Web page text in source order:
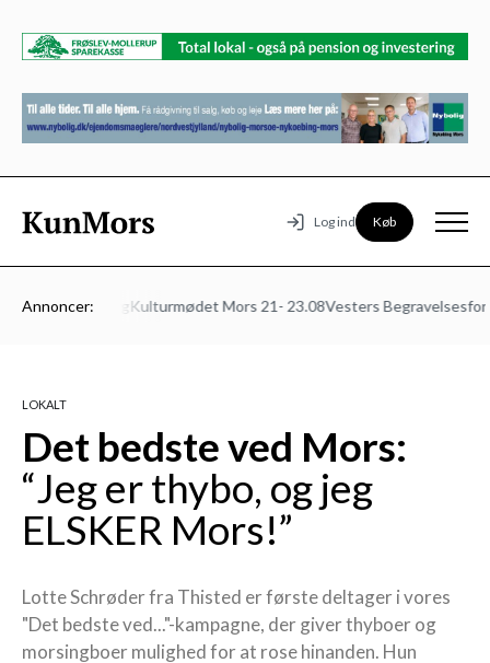
Log ind Køb
Annoncer:
Klinik Foldberg Kulturmødet Mors 21- 23.08Vesters
LOKALT
Det bedste ved Mors:
“Jeg er thybo, og jeg
ELSKER Mors!”
Lotte Schrøder fra Thisted er første deltager i vores
"Det bedste ved..."-kampagne, der giver thyboer og
morsingboer mulighed for at rose hinanden. Hun